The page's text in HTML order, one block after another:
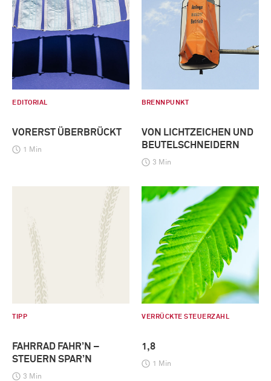
EDITORIAL
VORERST ÜBERBRÜCKT
1 Min
BRENNPUNKT
VON LICHTZEICHEN UND
BEUTELSCHNEIDERN
3 Min
TIPP
FAHRRAD FAHR’N –
STEUERN SPAR’N
3 Min
VERRÜCKTE STEUERZAHL
1,8
1 Min